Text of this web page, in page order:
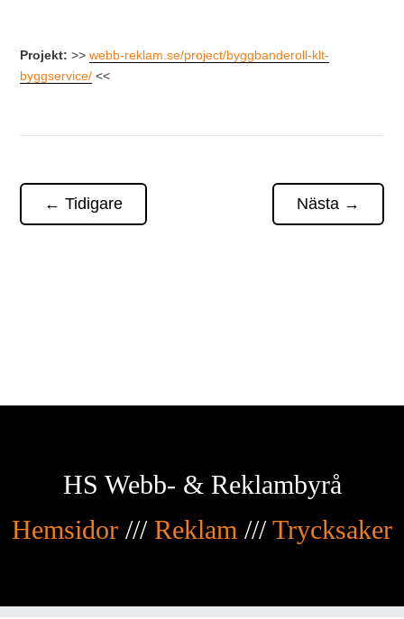
Projekt: >>webb-reklam.se/project/byggbanderoll-klt-
byggservice/ <<
←Tidigare Nästa→
HS Webb- & Reklambyrå
Hemsidor /// Reklam ///Trycksaker